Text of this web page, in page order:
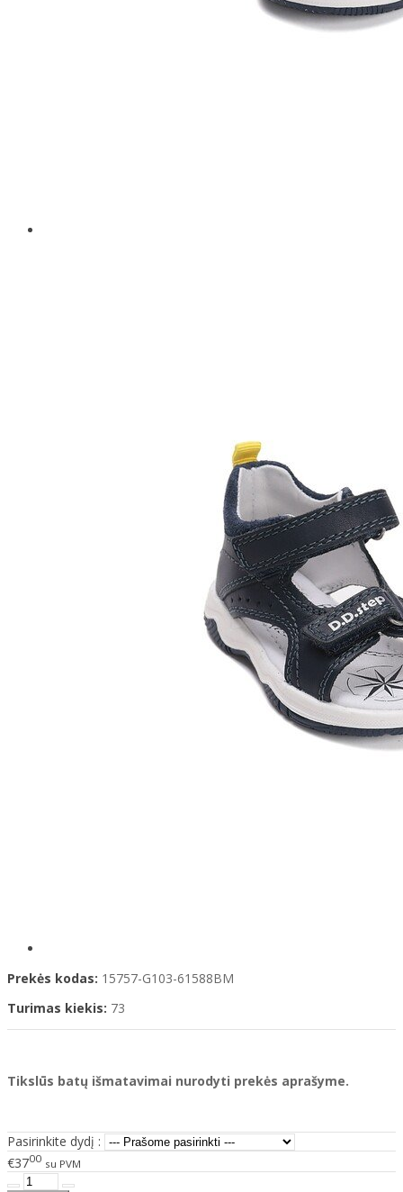
Prekės kodas: 15757-G103-61588BM
Turimas kiekis: 73
Tikslūs batų išmatavimai nurodyti prekės aprašyme.
Pasirinkite dydį :
€3700 su PVM